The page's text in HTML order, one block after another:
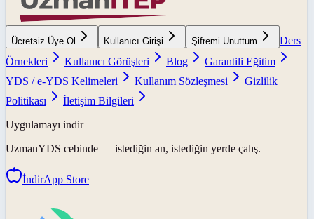
Ücretsiz Üye Ol Kullanıcı Girişi Şifremi Unuttum
Ders
Örnekleri
Kullanıcı Görüşleri Blog
Garantili Eğitim
YDS / e-YDS Kelimeleri
Kullanım Sözleşmesi
Gizlilik
Politikası
İletişim Bilgileri
Uygulamayı indir
UzmanYDS cebinde — istediğin an, istediğin yerde çalış.
İndirApp Store